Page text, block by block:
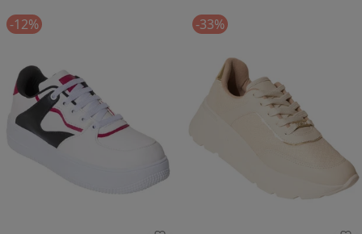
-12% -33%